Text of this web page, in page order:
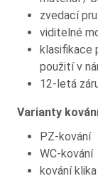
zvedací
viditelné
klasifikace
použití v
12-letá
Varianty
PZ-kování
WC-kování
kování